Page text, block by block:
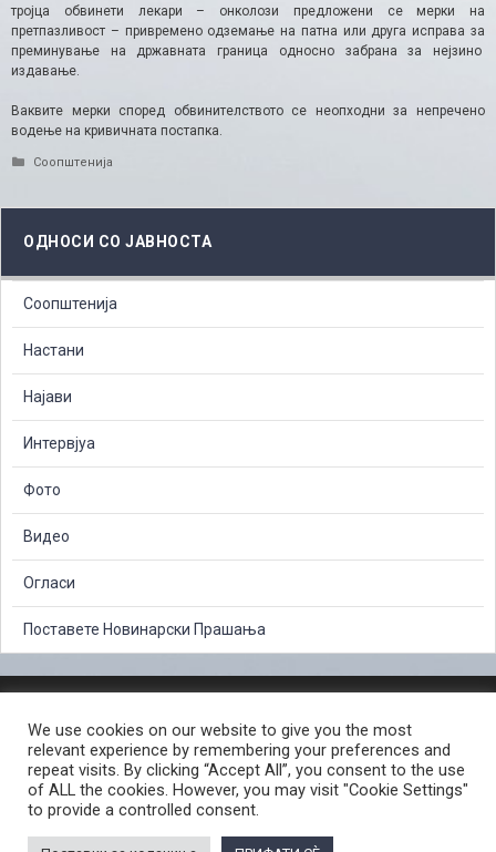
тројца обвинети лекари – онколози предложени се мерки на
претпазливост – привремено одземање на патна или друга исправа за
преминување на државната граница односно забрана за нејзино
издавање.
Ваквите мерки според обвинителството се неопходни за непречено
водење на кривичната постапка.
Categories
Соопштенија
ОДНОСИ СО ЈАВНОСТА
Соопштенија
Настани
Најави
Интервјуа
Фото
Видео
Огласи
Поставете Новинарски Прашања
СЛОБОДЕН ПРИСТАП ДО ИНФОРМАЦИИ ОД ЈАВЕН КАРАКТЕР
ПОСТАПКА ЗА ПРИЈАВА НА КРИВИЧНО ДЕЛО
КОРИСНИ ЛИНКОВИ
ПОЛИТИКА ЗА ПРИВАТНОСТ ВЕБ СТРАНИЦА
We use cookies on our website to give you the most
relevant experience by remembering your preferences and
repeat visits. By clicking “Accept All”, you consent to the use
of ALL the cookies. However, you may visit "Cookie Settings"
to provide a controlled consent.